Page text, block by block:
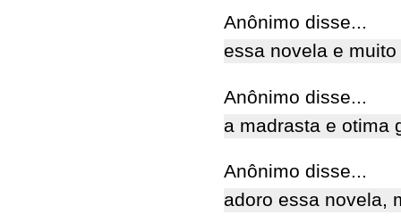
Anônimo disse...
essa novela e
Anônimo disse...
a madrasta e otima
Anônimo disse...
adoro essa novela,